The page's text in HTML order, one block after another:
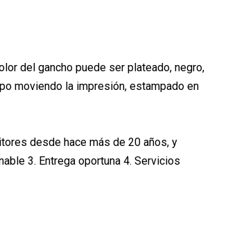
del gancho puede ser plateado, negro,
moviendo la impresión, estampado en
desde hace más de 20 años, y
3. Entrega oportuna 4. Servicios